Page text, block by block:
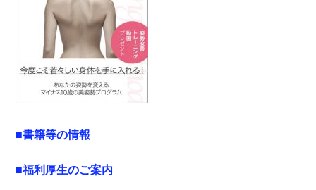
■書籍等の情報
■福利厚生のご案内